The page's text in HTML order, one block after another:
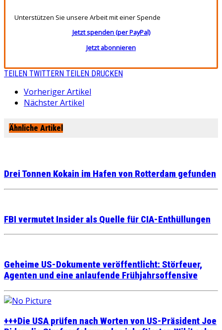
Unterstützen Sie unsere Arbeit mit einer Spende
Jetzt spenden (per PayPal)
Jetzt abonnieren
TEILEN TWITTERN TEILEN DRUCKEN
Vorheriger Artikel
Nächster Artikel
Ähnliche Artikel
Drei Tonnen Kokain im Hafen von Rotterdam gefunden
FBI vermutet Insider als Quelle für CIA-Enthüllungen
Geheime US-Dokumente veröffentlicht: Störfeuer,
Agenten und eine anlaufende Frühjahrsoffensive
+++Die USA prüfen nach Worten von US-Präsident Joe